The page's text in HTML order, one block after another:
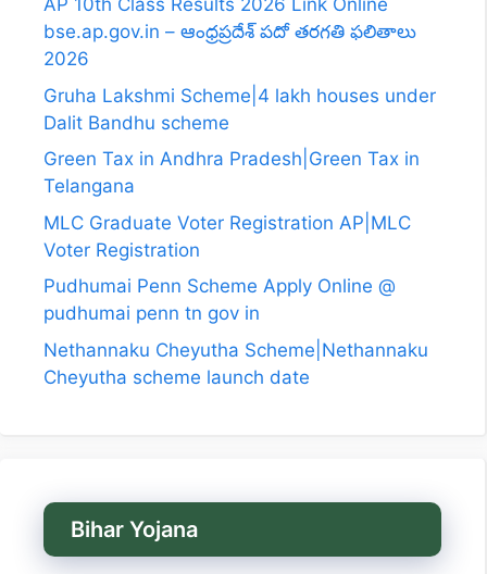
AP 10th Class Results 2026 Link Online
bse.ap.gov.in – ఆంధ్రప్రదేశ్ పదో తరగతి ఫలితాలు
2026
Gruha Lakshmi Scheme|4 lakh houses under
Dalit Bandhu scheme
Green Tax in Andhra Pradesh|Green Tax in
Telangana
MLC Graduate Voter Registration AP|MLC
Voter Registration
Pudhumai Penn Scheme Apply Online @
pudhumai penn tn gov in
Nethannaku Cheyutha Scheme|Nethannaku
Cheyutha scheme launch date
Bihar Yojana